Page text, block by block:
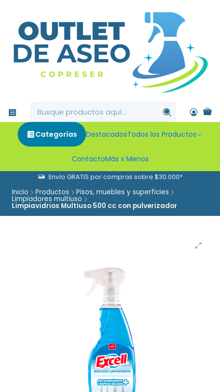
Categorías DestacadosTodos los Productos
ContactoMás x Menos
Envío GRATIS por compras sobre $30.000*
Inicio Productos Pisos, muebles y superficies
Limpiadores multiuso
Limpiavidrios Multiuso 500 cc con pulverizador